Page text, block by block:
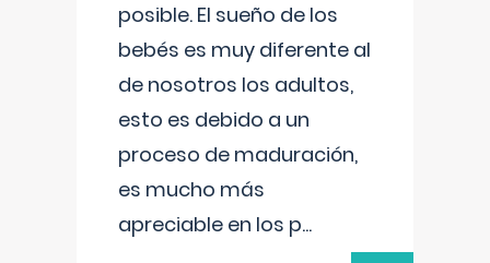
posible. El sueño de los
bebés es muy diferente al
de nosotros los adultos,
esto es debido a un
proceso de maduración,
es mucho más
apreciable en los p...